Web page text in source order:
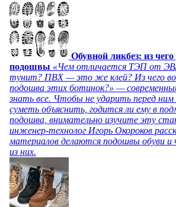
Обувной ликбез: из
подошвы «Чем отличается ТЭП от
тунит? ПВХ — это же клей? Из чего
подошва этих ботинок?» —
знать все. Чтобы не ударить перед ним
суметь объяснить, годится ли ему в
подошва, внимательно изучите эту
инженер-технолог Игорь Окороков
материалов делаются подошвы обуви
из них.